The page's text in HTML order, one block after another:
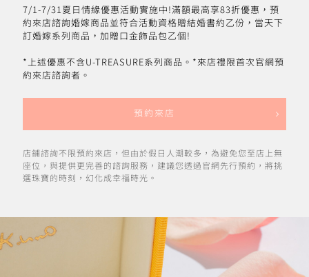
7/1-7/31夏日情緣優惠活動實施中!滿額最高享83折優惠，預
約來店諮詢婚嫁商品並符合活動資格贈結婚書約乙份，當天下
訂婚嫁系列商品，加贈口金飾品包乙個!
*上述優惠不含U-TREASURE系列商品。*來店禮限首次官網預
約來店諮詢者。
預約來店
店鋪諮詢不限預約來店，但由於假日人潮較多，為避免您至店上無
座位，與提供更完善的諮詢服務，建議您透過官網先行預約，將挑
選珠寶的時刻，幻化成幸福時光。